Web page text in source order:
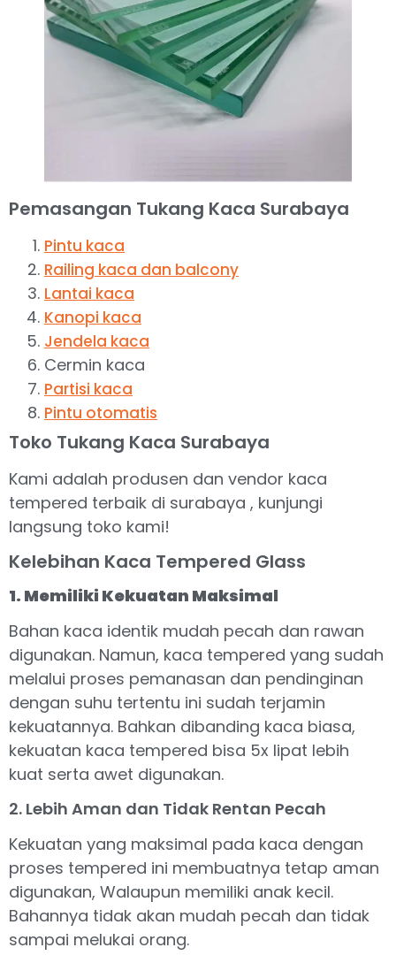
Pemasangan Tukang Kaca Surabaya
Pintu kaca
Railing kaca dan balcony
Lantai kaca
Kanopi kaca
Jendela kaca
Cermin kaca
Partisi kaca
Pintu otomatis
Toko Tukang Kaca Surabaya
Kami adalah produsen dan vendor kaca
tempered terbaik di surabaya , kunjungi
langsung toko kami!
Kelebihan Kaca Tempered Glass
1. Memiliki Kekuatan Maksimal
Bahan kaca identik mudah pecah dan rawan
digunakan. Namun, kaca tempered yang sudah
melalui proses pemanasan dan pendinginan
dengan suhu tertentu ini sudah terjamin
kekuatannya. Bahkan dibanding kaca biasa,
kekuatan kaca tempered bisa 5x lipat lebih
kuat serta awet digunakan.
2. Lebih Aman dan Tidak Rentan Pecah
Kekuatan yang maksimal pada kaca dengan
proses tempered ini membuatnya tetap aman
digunakan, Walaupun memiliki anak kecil.
Bahannya tidak akan mudah pecah dan tidak
sampai melukai orang.